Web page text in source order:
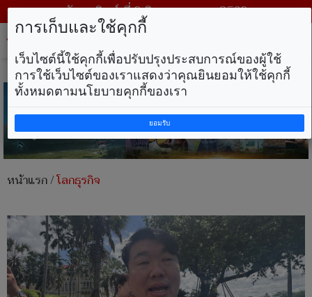
วันอาทิตย์ ที่ 9 สิงหาคม พ.ศ. 2569
หน้าแรก/โลกธุรกิจ
การเก็บและใช้คุกกี้
เว็บไซต์นี้ใช้คุกกี้เพื่อปรับปรุงประสบการณ์ของผู้ใช้
การใช้เว็บไซต์ของเราแสดงว่าคุณยินยอมให้ใช้คุกกี้
ทั้งหมดตามนโยบายคุกกี้ของเรา
ยอมรับ